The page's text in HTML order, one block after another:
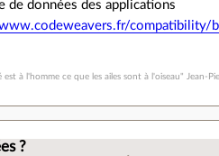
de données des applications
compatibility/
est à l'homme ce que les ailes sont à l'oiseau" Jean-
?